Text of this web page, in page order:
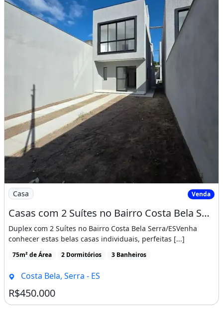
Imagem: Casas com 2 Suítes no Bairro Costa Bela
Casa Venda
Casas com 2 Suítes no Bairro Costa Bela Serra/Es
Duplex com 2 Suítes no Bairro Costa Bela Serra/ESVenha
conhecer estas belas casas individuais, perfeitas [...]
75m² de Área 2 Dormitórios 3 Banheiros
Costa Bela, Serra - ES
R$450.000